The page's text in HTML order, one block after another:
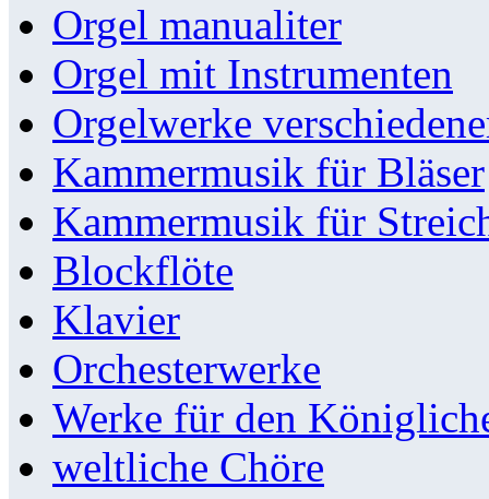
Orgel manualiter
Orgel mit Instrumenten
Orgelwerke
Kammermusik für Bläser
Kammermusik für
Blockflöte
Klavier
Orchesterwerke
Werke für den
weltliche Chöre